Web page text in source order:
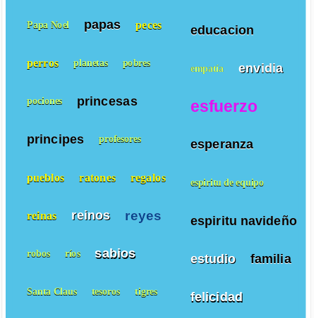
educacion
empatía envidia
esfuerzo
esperanza
espiritu de equipo
espiritu navideño
estudio familia
felicidad
Papa Noel papas peces
perros planetas pobres
pociones princesas
principes profesores
pueblos ratones regalos
reinas reinos reyes
robos ríos sabios
Santa Claus tesoros tigres